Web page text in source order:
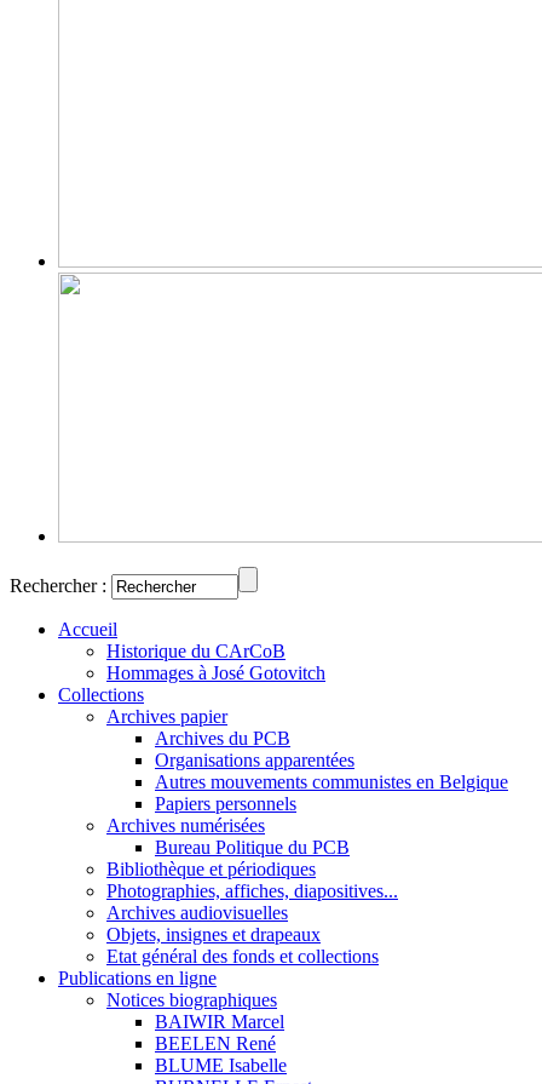
Rechercher :
Accueil
Historique du CArCoB
Hommages à José Gotovitch
Collections
Archives papier
Archives du PCB
Organisations apparentées
Autres mouvements communistes en Belgique
Papiers personnels
Archives numérisées
Bureau Politique du PCB
Bibliothèque et périodiques
Photographies, affiches, diapositives...
Archives audiovisuelles
Objets, insignes et drapeaux
Etat général des fonds et collections
Publications en ligne
Notices biographiques
BAIWIR Marcel
BEELEN René
BLUME Isabelle